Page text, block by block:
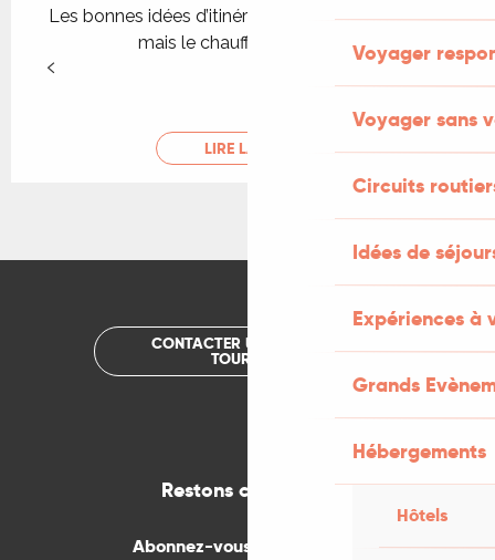
Voyager
Voyager sans
Circuits
Idées de
Expériences à
Grands
Hébergements
Hôtels
Les bonnes idées d’itinéraires en voiture c’est nous,
mais le chauffeur c’est vous !
LIRE LA SUITE
CONTACTER UN OFFICE DE
TOURISME
Restons connectés
Abonnez-vous gratuitement